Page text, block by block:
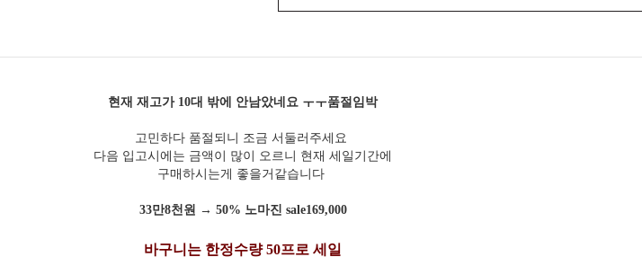
현재 재고가 10대 밖에 안남았네요 ㅜㅜ품절임박
고민하다 품절되니 조금 서둘러주세요
다음 입고시에는 금액이 많이 오르니 현재 세일기간에
구매하시는게 좋을거같습니다
33만8천원 → 50% 노마진 sale169,000
바구니는 한정수량 50프로 세일